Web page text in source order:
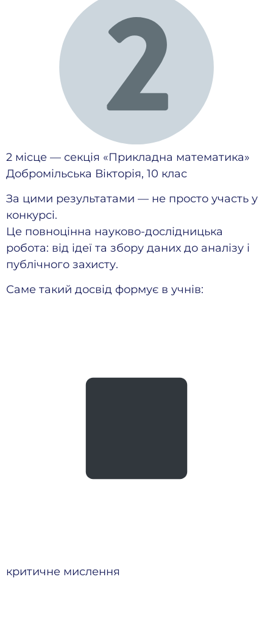
2 місце — секція «Прикладна математика»
Добромільська Вікторія, 10 клас
За цими результатами — не просто участь у
конкурсі.
Це повноцінна науково-дослідницька
робота: від ідеї та збору даних до аналізу і
публічного захисту.
Саме такий досвід формує в учнів:
критичне мислення